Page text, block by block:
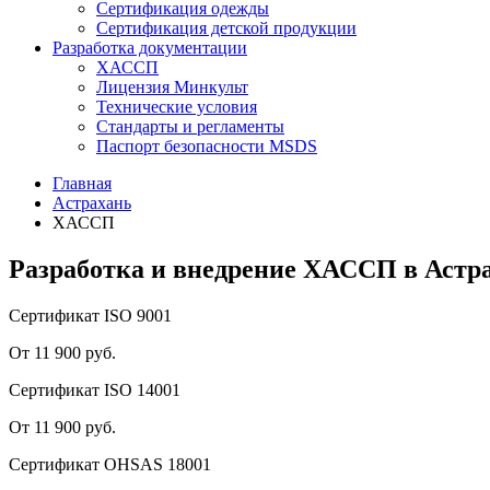
Сертификация одежды
Сертификация детской продукции
Разработка документации
ХАССП
Лицензия Минкульт
Технические условия
Стандарты и регламенты
Паспорт безопасности MSDS
Главная
Астрахань
ХАССП
Разработка и внедрение ХАССП в
Сертификат ISO 9001
От 11 900 руб.
Сертификат ISO 14001
От 11 900 руб.
Сертификат OHSAS 18001